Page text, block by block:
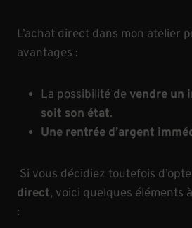
L’achat direct dans mon atelier
avantages :
La possibilité de vendre un
soit son état.
Une rentrée d’argent
Si vous décidiez toutefois
direct, voici quelques éléments
: